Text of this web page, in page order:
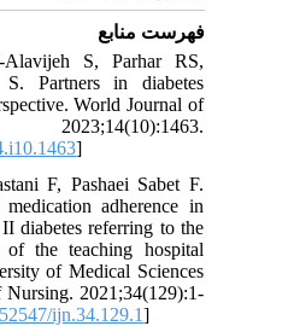
فهرست منابع
Alavijeh S, Parhar RS,
S. Partners in diabetes
World Journal of
F, Pashaei Sabet F.
medication adherence in
II diabetes referring to the
of the teaching hospital
of Medical Sciences
Nursing. 2021;34(129):1-
ijn.34.129.1